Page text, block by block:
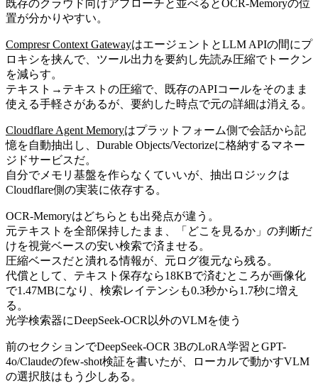
既存のクラウド向けアプローチと並べるとOCR-Memoryの位
置が分かりやすい。
Compresr Context GatewayはエージェントとLLM APIの間にプ
ロキシを挟んで、ツール出力を要約し先読み圧縮でトークン
を減らす。
テキスト→テキストの圧縮で、既存のAPIコールをそのまま
使える手軽さがあるが、要約した時点で元の詳細は消える。
Cloudflare Agent Memoryはプラットフォーム側で会話から記
憶を自動抽出し、Durable Objects/Vectorizeに格納するマネー
ジドサービスだ。
自分でメモリ基盤を作らなくていいが、抽出ロジックは
Cloudflare側の実装に依存する。
OCR-Memoryはどちらとも出発点が違う。
元テキストを全部保持したまま、「どこを見るか」の判断だ
けを視覚ベースの安い検索で済ませる。
圧縮ベースだと潰れる情報が、元ログ復元なら残る。
代償として、テキスト保存なら18KBで済むところが画像化
で1.47MBになり、検索レイテンシも0.3秒から1.7秒に増え
る。
光学検索器にDeepSeek-OCR以外のVLMを使う
前のセクションでDeepSeek-OCR 3BのLoRA学習とGPT-
4o/Claudeのfew-shot検証を書いたが、ローカルで動かすVLM
の選択肢はもう少しある。